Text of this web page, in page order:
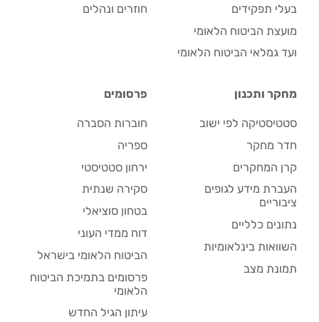
בעלי תפקידים
מועצת הביטוח הלאומי
ועד גמלאי הביטוח הלאומי
חוזרים ונהלים
מחקר ותכנון
סטטיסטיקה לפי ישוב
חדר מחקר
קרן המחקרים
העברת מידע לגופים
ציבוריים
נתונים כלליים
השוואות בינלאומיות
תמונת מצב
פרסומים
חוברות הסברה
ספריה
ירחון סטטיסטי
סקירה שנתית
בטחון סוציאלי
דוח ממדי העוני
הביטוח הלאומי בישראל
פרסומים בתמיכת הביטוח
הלאומי
עיתון הגיל החדש